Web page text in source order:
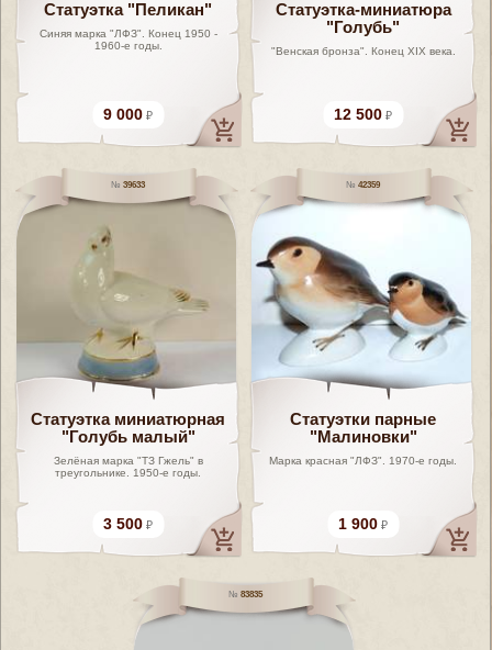
Статуэтка "Пеликан"
Синяя марка "ЛФЗ". Конец 1950 -
1960-е годы.
9 000
Статуэтка-миниатюра
"Голубь"
"Венская бронза". Конец XIX века.
12 500
39633
Статуэтка миниатюрная
"Голубь малый"
Зелёная марка "ТЗ Гжель" в
треугольнике. 1950-е годы.
3 500
42359
Статуэтки парные
"Малиновки"
Марка красная "ЛФЗ". 1970-е годы.
1 900
83835